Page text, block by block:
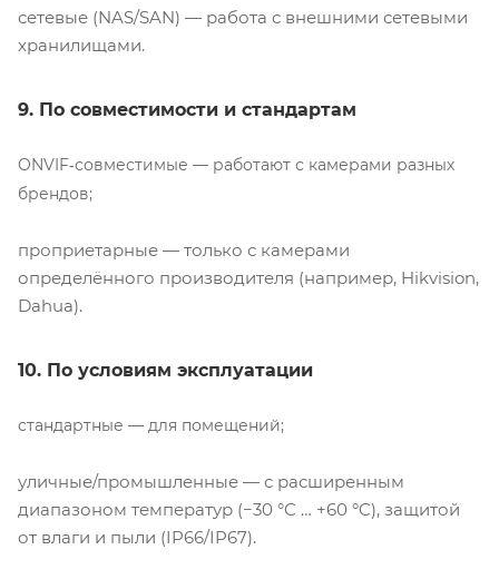
сетевые (NAS/SAN) — работа с внешними сетевыми
хранилищами.
9. По совместимости и стандартам
ONVIF‑совместимые — работают с камерами разных
брендов;
проприетарные — только с камерами
определённого производителя (например, Hikvision,
Dahua).
10. По условиям эксплуатации
стандартные — для помещений;
уличные/промышленные — с расширенным
диапазоном температур (−30 °C … +60 °C), защитой
от влаги и пыли (IP66/IP67).